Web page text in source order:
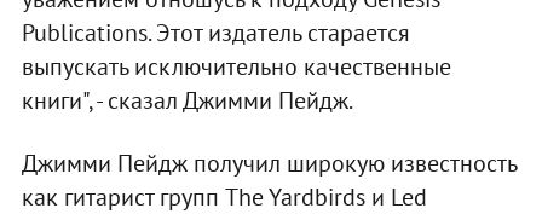
Publications. Этот издатель старается
выпускать исключительно качественные
книги", - сказал Джимми Пейдж.
Джимми Пейдж получил широкую известность
как гитарист групп The Yardbirds и Led